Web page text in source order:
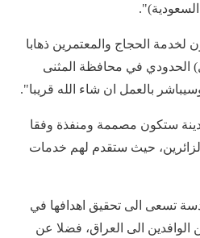
السعودية)".
الحجاج والمعتمرين ذهابا
الحدودي في محافظة المثنى
بالعمل ان شاء الله قريبا".
ستكون مصممة ومنفذة وفقا
حيث ستقدم لهم خدمات
تسعى الى تحقيق اهدافها في
الوافدين الى العراق، فضلا عن